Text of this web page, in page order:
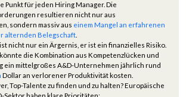
Punkt für jeden Hiring Manager. Die
resultieren nicht nur aus
sondern massiv aus einem Mangel an erfahrenen
alternden Belegschaft
nicht nur ein Ärgernis, er ist ein finanzielles Risiko.
die Kombination aus Kompetenzlücken und
ein mittelgroßes A&D-Unternehmen jährlich rund
Dollar an verlorener Produktivität kosten.
Top-Talente zu finden und zu halten? Europäische